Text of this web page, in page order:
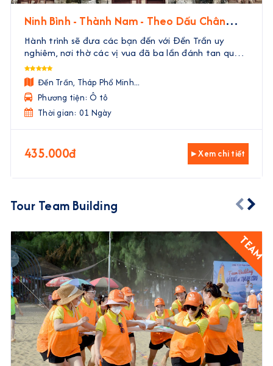
Ninh Bình - Thành Nam - Theo Dấu Chân
Nhà Trần
Hành trình sẽ đưa các bạn đến với Đền Trần uy
nghiêm, nơi thờ các vị vua đã ba lần đánh tan quân
Nguyên Mông. Tại đây, các bạn sẽ được tận mắt
thấy những di tích, nghe những câu chuyện về các
vị tướn ...
Đền Trần, Tháp Phổ Minh...
Phương tiện: Ô tô
Thời gian: 01 Ngày
435.000đ ▸ Xem chi tiết
Tour Team Building
TEAM